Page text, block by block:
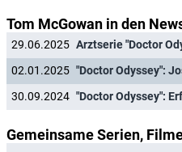
Tom McGowan in den
29.06.2025 Arztserie "Doctor
02.01.2025
30.09.2024
Gemeinsame Serien,